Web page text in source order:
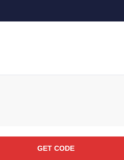
GET CODE